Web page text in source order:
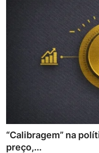
“Calibragem” na
preço,...